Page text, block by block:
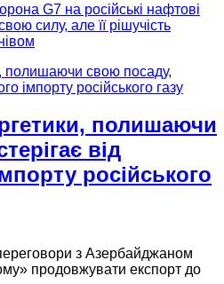
G7 на російські нафтові
силу, але її рішучість
полишаючи
від
російського
з Азербайджаном
продовжувати експорт до